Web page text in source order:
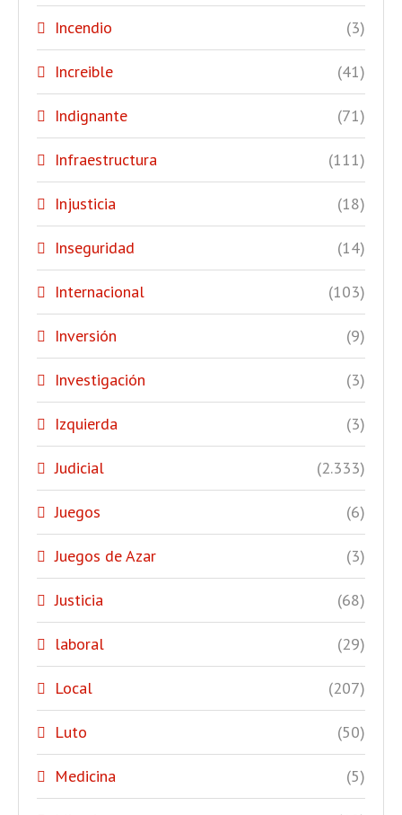
Incendio (3)
Increible (41)
Indignante (71)
Infraestructura (111)
Injusticia (18)
Inseguridad (14)
Internacional (103)
Inversión (9)
Investigación (3)
Izquierda (3)
Judicial (2.333)
Juegos (6)
Juegos de Azar (3)
Justicia (68)
laboral (29)
Local (207)
Luto (50)
Medicina (5)